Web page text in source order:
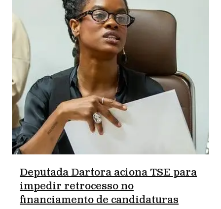
Deputada Dartora aciona TSE para
impedir retrocesso no
financiamento de candidaturas